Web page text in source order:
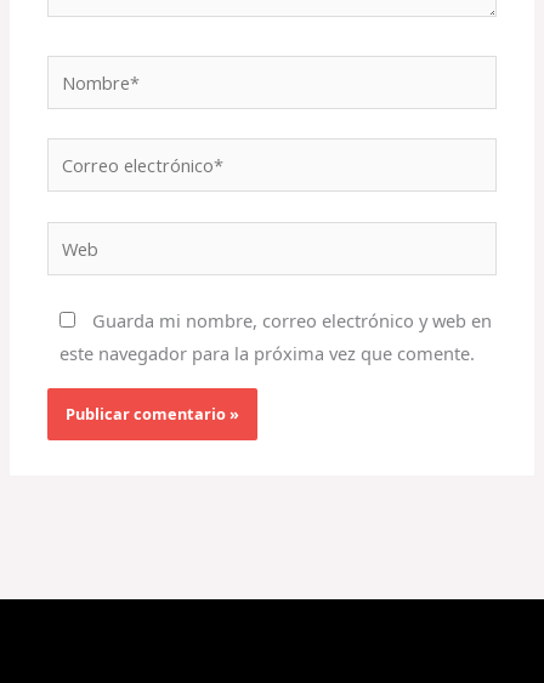
electrónico*
Guarda mi nombre, correo electrónico y web en
este navegador para la próxima vez que comente.